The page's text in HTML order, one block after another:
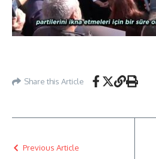
Share this Article
Previous Article